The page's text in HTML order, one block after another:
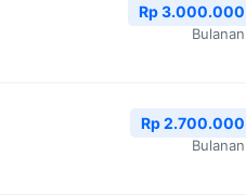
Rp 3.000.000
Bulanan
Rp 2.700.000
Bulanan